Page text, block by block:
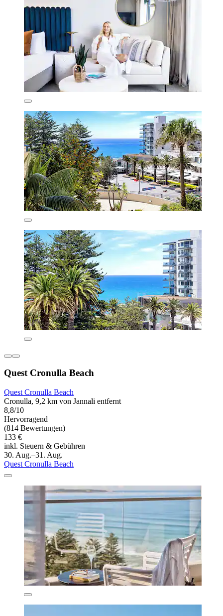
Quest Cronulla Beach
Quest Cronulla Beach
Cronulla, 9,2 km von Jannali entfernt
8,8/10
Hervorragend
(814 Bewertungen)
133 €
inkl. Steuern & Gebühren
30. Aug.–31. Aug.
Quest Cronulla Beach